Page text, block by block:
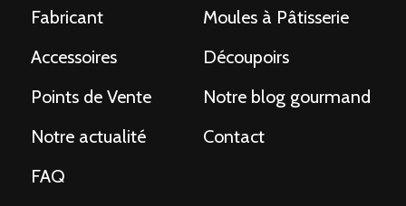
Fabricant
Moules à Pâtisserie
Accessoires
Découpoirs
Points de Vente
Notre blog gourmand
Notre actualité
Contact
FAQ